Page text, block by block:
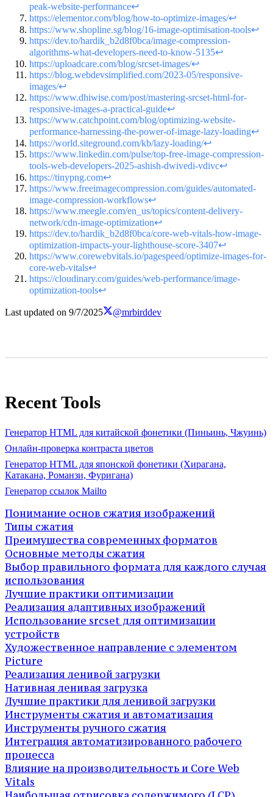
peak-website-performance↩
https://elementor.com/blog/how-to-optimize-images/↩
https://www.shopline.sg/blog/16-image-optimisation-tools↩
https://dev.to/hardik_b2d8f0bca/image-compression-
algorithms-what-developers-need-to-know-5135↩
https://uploadcare.com/blog/srcset-images/↩
https://blog.webdevsimplified.com/2023-05/responsive-
images/↩
https://www.dhiwise.com/post/mastering-srcset-html-for-
responsive-images-a-practical-guide↩
https://www.catchpoint.com/blog/optimizing-website-
performance-harnessing-the-power-of-image-lazy-loading↩
https://world.siteground.com/kb/lazy-loading/↩
https://www.linkedin.com/pulse/top-free-image-compression-
tools-web-developers-2025-ashish-dwivedi-vdivc↩
https://tinypng.com↩
https://www.freeimagecompression.com/guides/automated-
image-compression-workflows↩
https://www.meegle.com/en_us/topics/content-delivery-
network/cdn-image-optimization↩
https://dev.to/hardik_b2d8f0bca/core-web-vitals-how-image-
optimization-impacts-your-lighthouse-score-3407↩
https://www.corewebvitals.io/pagespeed/optimize-images-for-
core-web-vitals↩
https://cloudinary.com/guides/web-performance/image-
optimization-tools↩
Last updated on 9/7/2025 @mrbirddev
Recent Tools
Генератор HTML для китайской фонетики (Пиньинь, Чжуинь)
Онлайн-проверка контраста цветов
Генератор HTML для японской фонетики (Хирагана,
Катакана, Романзи, Фуригана)
Генератор ссылок Mailto
Понимание основ сжатия изображений
Типы сжатия
Преимущества современных форматов
Основные методы сжатия
Выбор правильного формата для каждого случая
использования
Лучшие практики оптимизации
Реализация адаптивных изображений
Использование srcset для оптимизации
устройств
Художественное направление с элементом
Picture
Реализация ленивой загрузки
Нативная ленивая загрузка
Лучшие практики для ленивой загрузки
Инструменты сжатия и автоматизация
Инструменты ручного сжатия
Интеграция автоматизированного рабочего
процесса
Влияние на производительность и Core Web
Vitals